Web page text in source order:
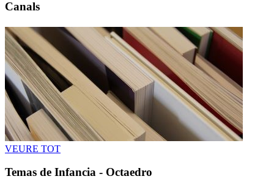
Canals
VEURE TOT
Temas de Infancia - Octaedro